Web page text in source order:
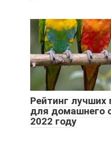
Рейтинг лучших
для домашнего
2022 году